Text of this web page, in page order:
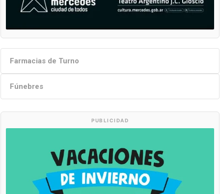
Farmacias de Turno
Fúnebres
PUBLICIDAD